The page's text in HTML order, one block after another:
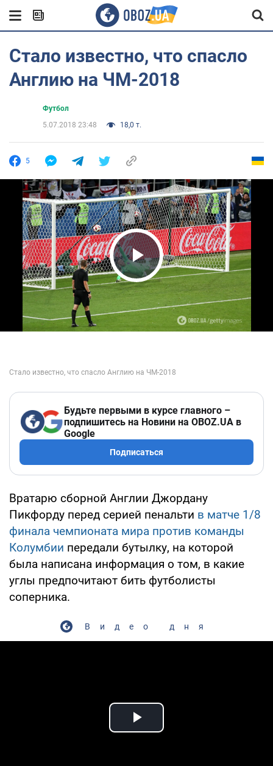
Стало известно, что спасло
Англию на ЧМ-2018
Футбол
5.07.2018 23:48
18,0 т.
5
Play Video
Будьте первыми в курсе главного –
подпишитесь на Новини на OBOZ.UA в
Google
Подписаться
Вратарю сборной Англии Джордану
Пикфорду перед серией пенальти в матче 1/8
финала чемпионата мира против команды
Колумбии передали бутылку, на которой
была написана информация о том, в какие
углы предпочитают бить футболисты
соперника.
Видео дня
Play Video